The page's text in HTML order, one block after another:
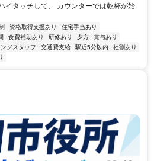
イタッチして、 カウンターでは乾杯が始
資格取得支援あり
住宅手当あり
食費補助あり 研修あり 夕方
賞与あり
グスタッフ 交通費支給 駅近5分以内
社割あり